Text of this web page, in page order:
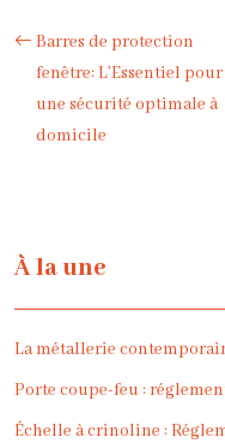
Barres de protection
fenêtre: L’Essentiel pour
une sécurité optimale à
domicile
À la une
La métallerie
Porte coupe-feu :
Échelle à crinoline :